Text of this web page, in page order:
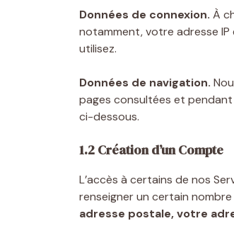
Données de connexion. À
notamment, votre adresse IP
utilisez.
Données de navigation.
pages consultées et
ci-dessous.
1.2 Création d’un Compte
L’accès à certains de nos
renseigner un certain
adresse postale, votre